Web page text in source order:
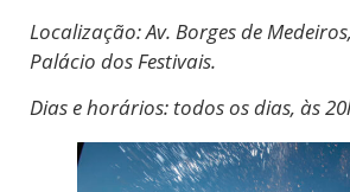
Localização: Av. Borges de
Palácio dos Festivais.
Dias e horários: todos os dias, às